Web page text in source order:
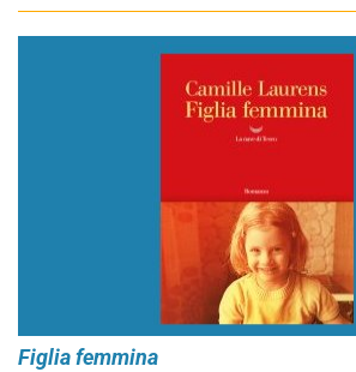
Figlia femmina